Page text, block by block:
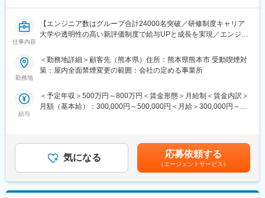
上の安定基盤を持つ成長企業です。
変更の範囲：会社の定める業務
■魅力：
◎採用担当ではなく「組織づくりの中心」として活躍できる…
人材採用だけでなく、人材育成/評価制度/組織活性化/定着支援ま
で担当。
仕事です。
採用のみ、労務のみではなく、
採用/教育/評価制度/労務/総務を横断的に経験可能。
◎熊本で腰を据えて働ける…
転勤なし/年間休日120日/住宅手当あり/社宅あり/退職金制度あり
安定した環境で長期的なキャリアを築けます。
■当社について：
仕事内容
【エンジニア数はグループ合計24000名突破／研修制度キャリア
大学や透明性の高い新評価制度で給与UPと成長を実現／エンジニ
◆職務概要：
ョンの開発業務をお任せします。
ジメント経験者大歓迎です。
◇環境・ツール
SQL／Java／Javascript／C♯
勤務地
＜勤務地詳細＞顧客先（熊本県）住所：熊本県熊本市 受動喫煙対
策：屋内全面禁煙変更の範囲：会社の定める事業所
給与
＜予定年収＞500万円～800万円＜賃金形態＞月給制＜賃金内訳＞
月額（基本給）：300,000円～500,000円＜月給＞300,000円～
の金額であり、選考を通じて上下する可能性があります。月給(月
額)は固定手当を含めた表記です。
気になる 応募依頼する
（エージェントサービス）